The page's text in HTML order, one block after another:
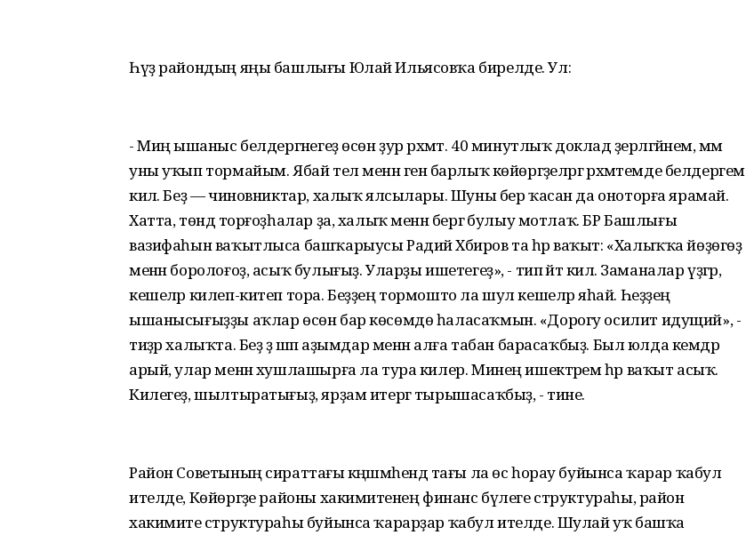
Һүҙ райондың яңы башлығы Юлай Ильясовҡа бирелде. Ул:
- Миңә ышаныс белдергәнегеҙ өсөн ҙур рәхмәт. 40 минутлыҡ доклад әҙерләгәйнем, әммә
уны уҡып тормайым. Ябай тел менән генә барлыҡ көйөргәҙеләргә рәхмәтемде белдергем
килә. Беҙ — чиновниктар, халыҡ ялсылары. Шуны бер ҡасан да оноторға ярамай.
Хатта, төндә торғоҙһалар ҙа, халыҡ менән бергә булыу мотлаҡ. БР Башлығы
вазифаһын ваҡытлыса башҡарыусы Радий Хәбиров та һәр ваҡыт: «Халыҡҡа йөҙөгөҙ
менән боролоғоҙ, асыҡ булығыҙ. Уларҙы ишетегеҙ», - тип әйтә килә. Заманалар үҙгәрә,
кешеләр килеп-китеп тора. Беҙҙең тормошто ла шул кешеләр яһай. Һеҙҙең
ышанысығыҙҙы аҡлар өсөн бар көсөмдө һаласаҡмын. «Дорогу осилит идущий», -
тиҙәр халыҡта. Беҙ ҙә шәп аҙымдар менән алға табан барасаҡбыҙ. Был юлда кемдәр
арый, улар менән хушлашырға ла тура килер. Минең ишектәрем һәр ваҡыт асыҡ.
Килегеҙ, шылтыратығыҙ, ярҙам итергә тырышасаҡбыҙ, - тине.
Район Советының сираттағы кәңәшмәһендә тағы ла өс һорау буйынса ҡарар ҡабул
ителде, Көйөргәҙе районы хакимиәтенең финанс бүлеге структураһы, район
хакимиәте структураһы буйынса ҡарарҙар ҡабул ителде. Шулай уҡ башҡа